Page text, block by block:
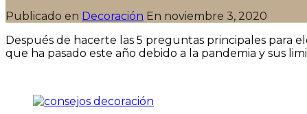
Publicado en Decoración En noviembre 3, 2020
Después de hacerte las 5 preguntas principales para
que ha pasado este año debido a la pandemia y sus